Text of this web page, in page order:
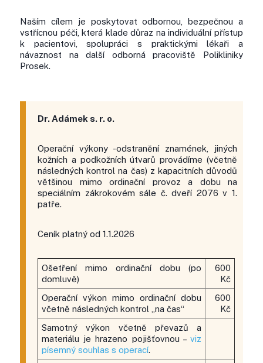
Naším cílem je poskytovat odbornou, bezpečnou a
vstřícnou péči, která klade důraz na individuální přístup
k pacientovi, spolupráci s praktickými lékaři a
návaznost na další odborná pracoviště Polikliniky
Prosek.
Dr. Adámek s. r. o.
Operační výkony -odstranění znamének, jiných
kožních a podkožních útvarů provádíme (včetně
následných kontrol na čas) z kapacitních důvodů
většinou mimo ordinační provoz a dobu na
speciálním zákrokovém sále č. dveří 2076 v 1.
patře.
Ceník platný od 1.1.2026
Ošetření mimo ordinační dobu (po
domluvě)
600
Kč
Operační výkon mimo ordinační dobu
včetně následných kontrol „na čas“
600
Kč
Samotný výkon včetně převazů a
materiálu je hrazeno pojišťovnou – viz
písemný souhlas s operací.